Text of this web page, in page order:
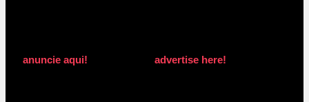
anuncie aqui! advertise here!